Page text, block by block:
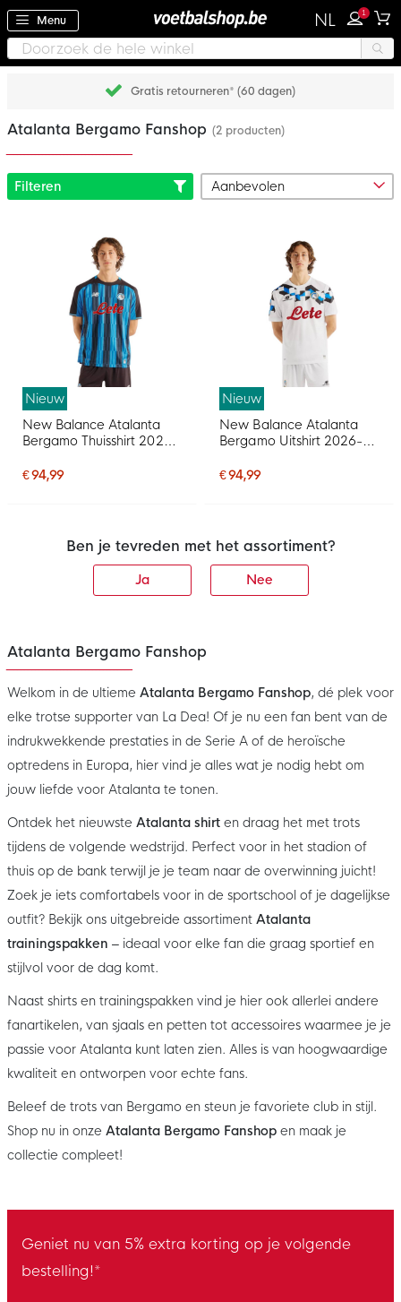
Menu NL 1
Gratis retourneren* (60 dagen)
Atalanta Bergamo Fanshop (2 producten)
Filteren
Nieuw
New Balance Atalanta
Bergamo Thuisshirt 2026-
€ 94,99
Nieuw
New Balance Atalanta
Bergamo Uitshirt 2026-
€ 94,99
Ben je tevreden met het assortiment?
Ja Nee
Atalanta Bergamo Fanshop
Welkom in de ultieme Atalanta Bergamo Fanshop, dé plek voor
elke trotse supporter van La Dea! Of je nu een fan bent van de
indrukwekkende prestaties in de Serie A of de heroïsche
optredens in Europa, hier vind je alles wat je nodig hebt om
jouw liefde voor Atalanta te tonen.
Ontdek het nieuwste Atalanta shirt en draag het met trots
tijdens de volgende wedstrijd. Perfect voor in het stadion of
thuis op de bank terwijl je je team naar de overwinning juicht!
Zoek je iets comfortabels voor in de sportschool of je dagelijkse
outfit? Bekijk ons uitgebreide assortiment Atalanta
trainingspakken – ideaal voor elke fan die graag sportief en
stijlvol voor de dag komt.
Naast shirts en trainingspakken vind je hier ook allerlei andere
fanartikelen, van sjaals en petten tot accessoires waarmee je je
passie voor Atalanta kunt laten zien. Alles is van hoogwaardige
kwaliteit en ontworpen voor echte fans.
Beleef de trots van Bergamo en steun je favoriete club in stijl.
Shop nu in onze Atalanta Bergamo Fanshop en maak je
collectie compleet!
Geniet nu van 5% extra korting op je volgende
bestelling!*